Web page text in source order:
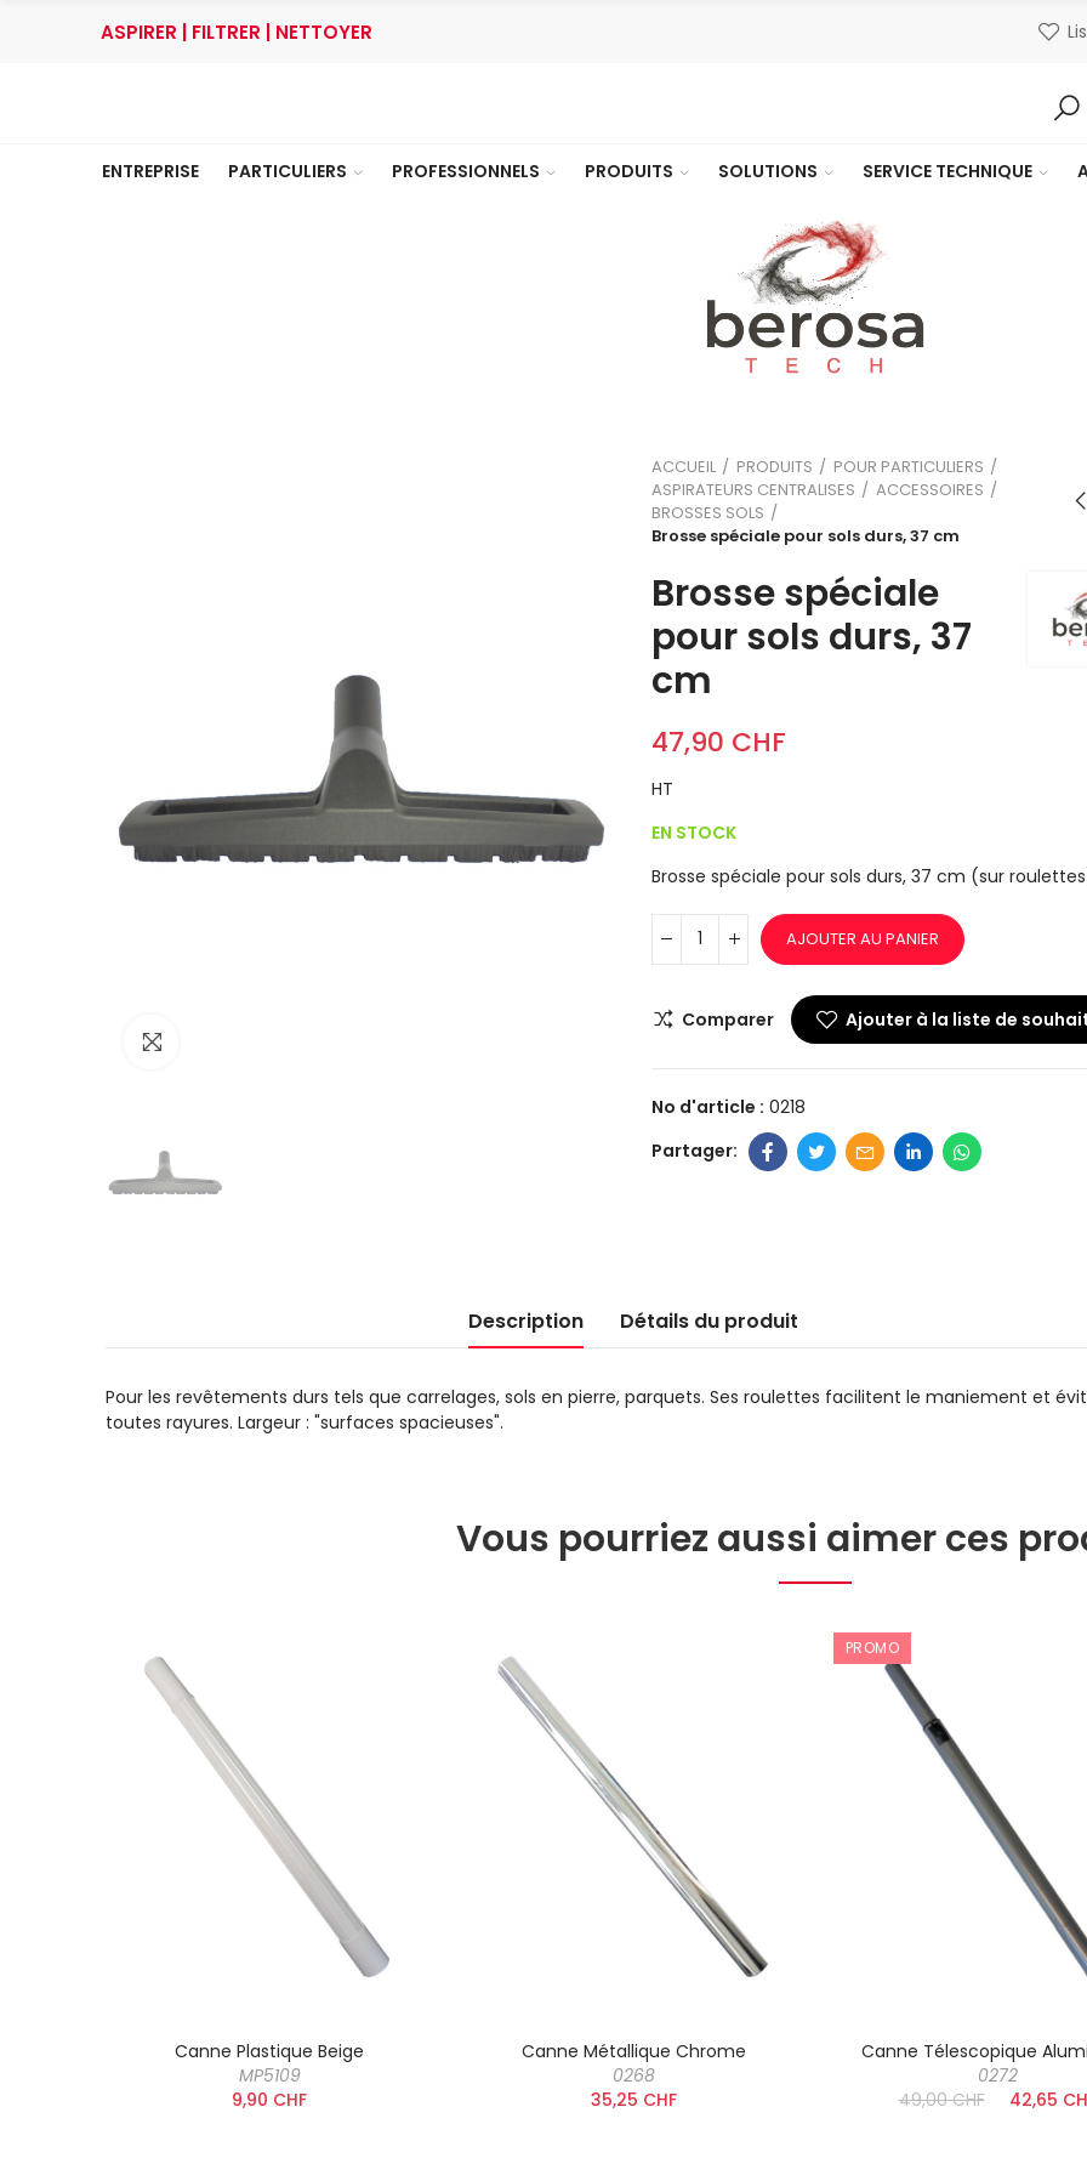
ASPIRER | FILTRER | NETTOYER
ENTREPRISE PARTICULIERS PROFESSIONNELS PRODUITS SOLUTIONS SERVICE TECHNIQUE
ACCUEIL PRODUITS
POUR PARTICULIERS
ASPIRATEURS CENTRALISES
ACCESSOIRES
BROSSES SOLS
Brosse spéciale pour sols durs, 37 cm
Brosse spéciale
pour sols durs, 37
cm
47,90 CHF
HT
EN STOCK
Brosse spéciale pour sols durs, 37 cm (sur
AJOUTER AU PANIER
Comparer Ajouter à la liste de
No d'article : 0218
Description Détails du produit
Pour les revêtements durs tels que carrelages, sols en pierre, parquets. Ses roulettes facilitent le maniement et
toutes rayures. Largeur : "surfaces spacieuses".
standard
Vous pourriez aussi aimer ces
Canne Plastique Beige
MP5109
9,90 CHF
Canne Métallique Chrome
0268
35,25 CHF
PROMO
Canne Télescopique
0272
49,00 CHF
42,65